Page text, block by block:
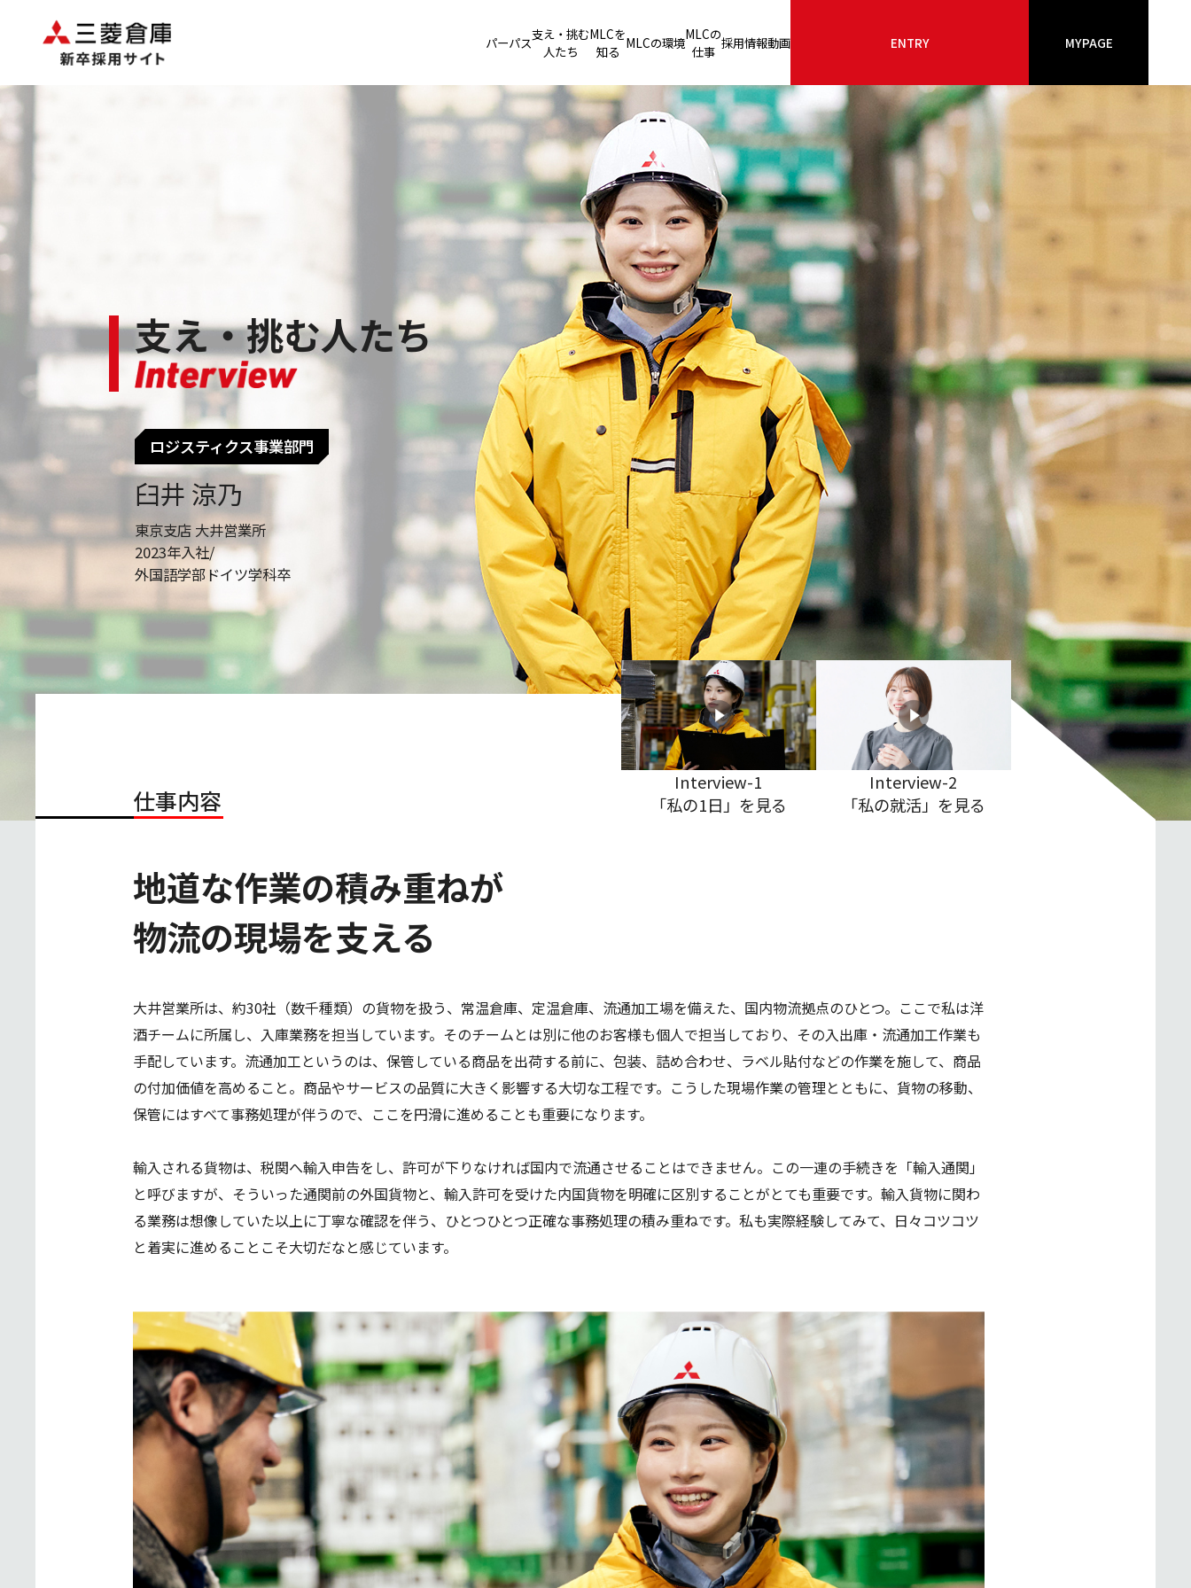
パーパス支え・挑む
人たち
MLCを
知る MLCの環境MLCの
仕事 採用情報動画
ENTRY
MYPAGE
支え・挑む人たち
ロジスティクス事業部門
臼井 涼乃
東京支店 大井営業所
2023年入社/
外国語学部ドイツ学科卒
Interview-1
「私の1日」を見る
Interview-2
「私の就活」を見る
仕事内容
地道な作業の積み重ねが
物流の現場を支える
大井営業所は、約30社（数千種類）の貨物を扱う、常温倉庫、定温倉庫、流通加工場を備えた、国内物流拠点のひとつ。ここで私は洋
酒チームに所属し、入庫業務を担当しています。そのチームとは別に他のお客様も個人で担当しており、その入出庫・流通加工作業も
手配しています。流通加工というのは、保管している商品を出荷する前に、包装、詰め合わせ、ラベル貼付などの作業を施して、商品
の付加価値を高めること。商品やサービスの品質に大きく影響する大切な工程です。こうした現場作業の管理とともに、貨物の移動、
保管にはすべて事務処理が伴うので、ここを円滑に進めることも重要になります。
輸入される貨物は、税関へ輸入申告をし、許可が下りなければ国内で流通させることはできません。この一連の手続きを「輸入通関」
と呼びますが、そういった通関前の外国貨物と、輸入許可を受けた内国貨物を明確に区別することがとても重要です。輸入貨物に関わ
る業務は想像していた以上に丁寧な確認を伴う、ひとつひとつ正確な事務処理の積み重ねです。私も実際経験してみて、日々コツコツ
と着実に進めることこそ大切だなと感じています。